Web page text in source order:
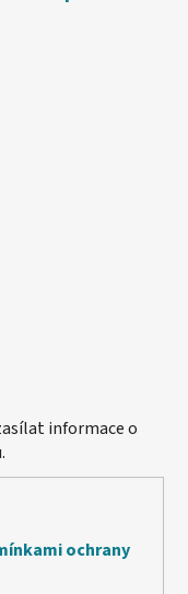
informace o
ochrany